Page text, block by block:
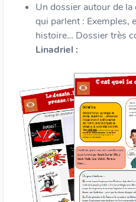
Un dossier autour de
qui parlent : Exemples,
histoire… Dossier très
Linadriel :